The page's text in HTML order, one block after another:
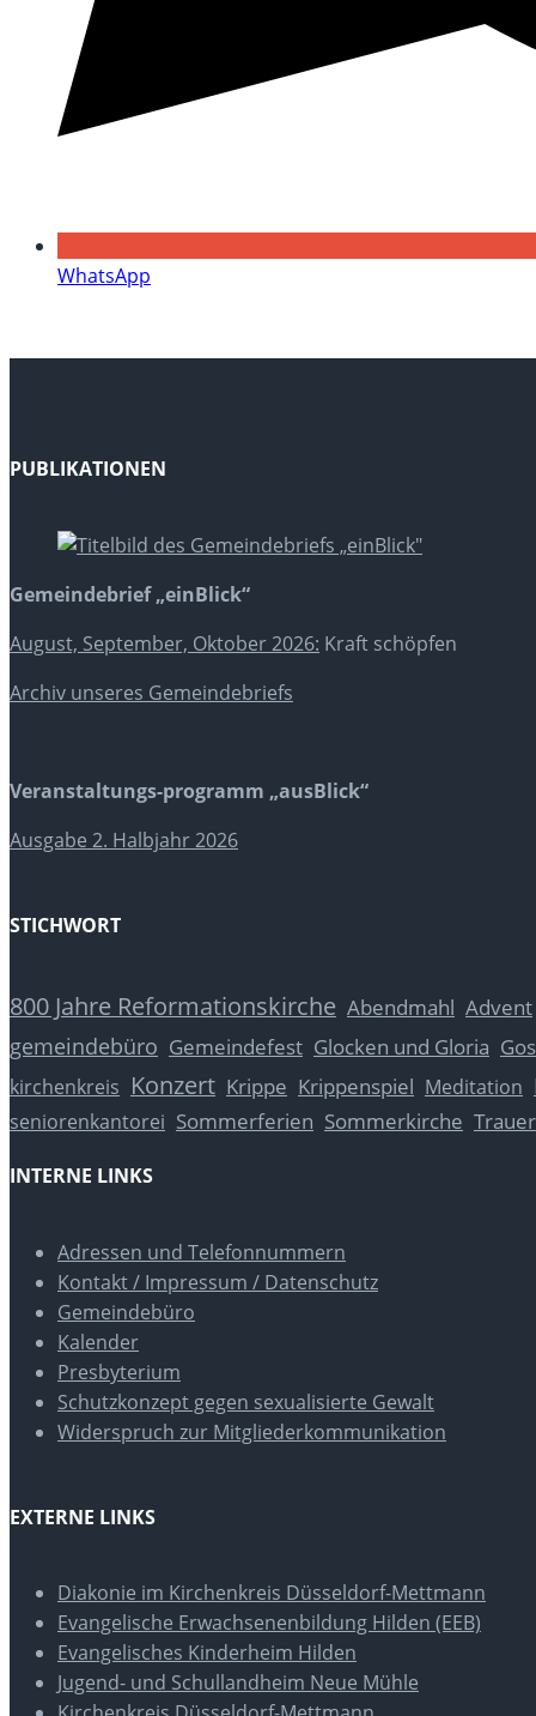
WhatsApp
PUBLIKATIONEN
Gemeindebrief „einBlick“
August, September, Oktober 2026: Kraft schöpfen
Archiv unseres Gemeindebriefs
Veranstaltungs-programm „ausBlick“
Ausgabe 2. Halbjahr 2026
STICHWORT
800 Jahre Reformationskirche Abendmahl Advent
gemeindebüro Gemeindefest Glocken und Gloria
kirchenkreis Konzert Krippe Krippenspiel Meditation
seniorenkantorei Sommerferien Sommerkirche Trauer
INTERNE LINKS
Adressen und Telefonnummern
Kontakt / Impressum / Datenschutz
Gemeindebüro
Kalender
Presbyterium
Schutzkonzept gegen sexualisierte Gewalt
Widerspruch zur Mitgliederkommunikation
EXTERNE LINKS
Diakonie im Kirchenkreis Düsseldorf-Mettmann
Evangelische Erwachsenenbildung Hilden (EEB)
Evangelisches Kinderheim Hilden
Jugend- und Schullandheim Neue Mühle